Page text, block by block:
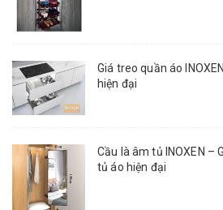
Giá treo quần áo
hiện đại
Cầu là âm tủ INOXEN –
tủ áo hiện đại